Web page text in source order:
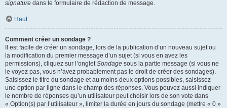
signature dans le formulaire de rédaction de message.
Haut
Comment créer un sondage ?
Il est facile de créer un sondage, lors de la publication d’un nouveau sujet ou
la modification du premier message d’un sujet (si vous en avez les
permissions), cliquez sur l’ongletSondage sous la partie message (si vous ne
le voyez pas, vous n’avez probablement pas le droit de créer des sondages).
Saisissez le titre du sondage et au moins deux options possibles, saisissez
une option par ligne dans le champ des réponses. Vous pouvez aussi indiquer
le nombre de réponses qu’un utilisateur peut choisir lors de son vote dans
« Option(s) par l’utilisateur », limiter la durée en jours du sondage (mettre « 0 »